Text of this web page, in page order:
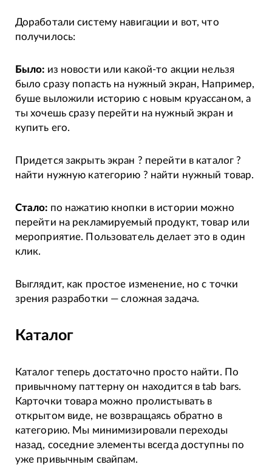
Доработали систему навигации и вот, что
получилось:
Было: из новости или какой-то акции нельзя
было сразу попасть на нужный экран, Например,
буше выложили историю с новым круассаном, а
ты хочешь сразу перейти на нужный экран и
купить его.
Придется закрыть экран ? перейти в каталог ?
найти нужную категорию ? найти нужный товар.
Стало: по нажатию кнопки в истории можно
перейти на рекламируемый продукт, товар или
мероприятие. Пользователь делает это в один
клик.
Выглядит, как простое изменение, но с точки
зрения разработки — сложная задача.
Каталог
Каталог теперь достаточно просто найти. По
привычному паттерну он находится в tab bars.
Карточки товара можно пролистывать в
открытом виде, не возвращаясь обратно в
категорию. Мы минимизировали переходы
назад, соседние элементы всегда доступны по
уже привычным свайпам.